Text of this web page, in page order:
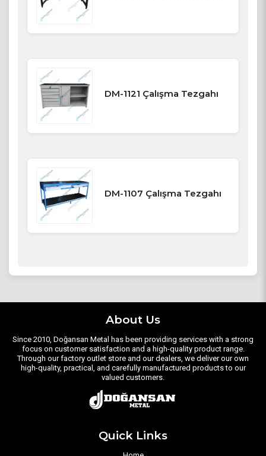
DM-1121 Çalışma Tezgahı
DM-1107 Çalışma Tezgahı
About Us
Since 2010, Doğansan Metal has been providing services with a strong
focus on customer satisfaction and a high-quality product range.
Through our factory outlet store and our dealers, we deliver our own
high-quality, practical, and carefully manufactured products to our
valued customers.
Quick Links